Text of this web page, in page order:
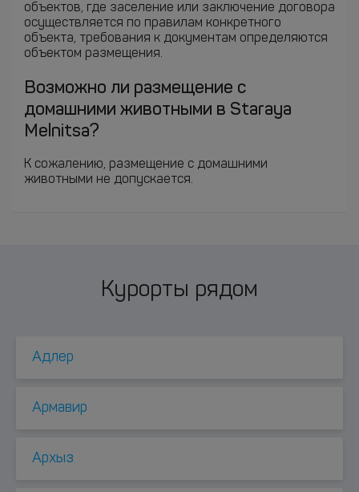
объектов, где заселение или заключение договора
осуществляется по правилам конкретного
объекта, требования к документам определяются
объектом размещения.
Возможно ли размещение с
домашними животными в Staraya
Melnitsa?
К сожалению, размещение с домашними
животными не допускается.
Курорты рядом
Адлер
Армавир
Архыз